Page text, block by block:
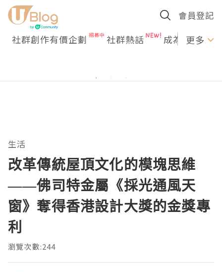
會員登記
社群創作有價企劃 社群熱話 成為U更多
生活
改革傳統屋頂文化的模塊思維
——佛司特金屬《採光通風天
窗》奪得香港設計大獎的金獎專
利
瀏覽次數:244